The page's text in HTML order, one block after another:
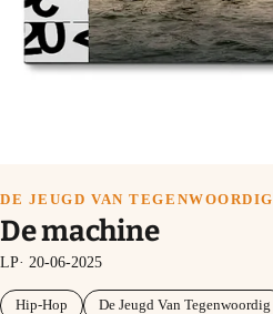
DE JEUGD VAN TEGENWOORDIG
De machine
LP· 20-06-2025
Hip-Hop De Jeugd Van Tegenwoordig